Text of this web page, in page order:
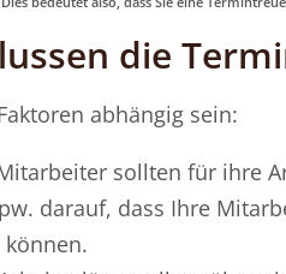
die
abhängig sein:
sollten für ihre
darauf, dass Ihre